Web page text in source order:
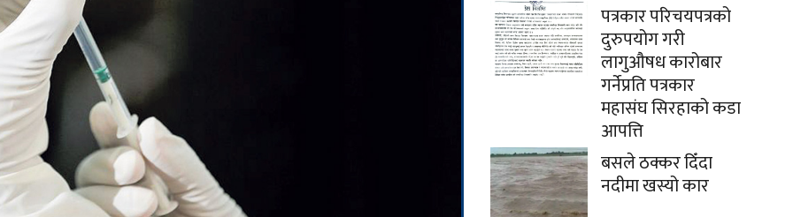
पत्रकार परिचयपत्रको
दुरुपयोग गरी
लागुऔषध कारोबार
गर्नेप्रति पत्रकार
महासंघ सिरहाको कडा
आपत्ति
बसले ठक्कर दिँदा
नदीमा खस्यो कार